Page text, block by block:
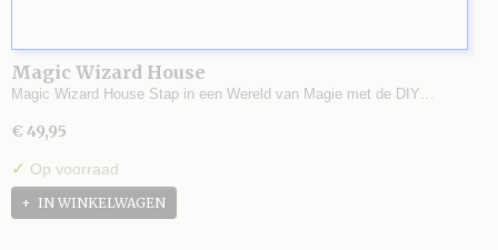
Magic Wizard House
Magic Wizard House Stap in een Wereld van Magie met de DIY…
€ 49,95
✓ Op voorraad
IN WINKELWAGEN